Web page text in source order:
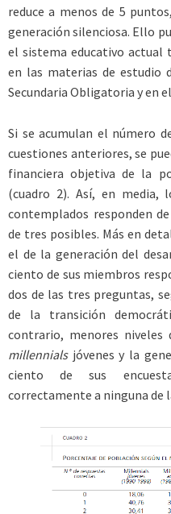
reduce a menos de 5
generación silenciosa. Ello
el sistema educativo actual
en las materias de estudio
Secundaria Obligatoria y en
Si se acumulan el número
cuestiones anteriores, se
financiera objetiva de la
(cuadro 2). Así, en media,
contemplados responden
de tres posibles. Más en
el de la generación del
ciento de sus miembros
dos de las tres preguntas,
de la transición
contrario, menores
millennials jóvenes y la
ciento de sus
correctamente a ninguna de